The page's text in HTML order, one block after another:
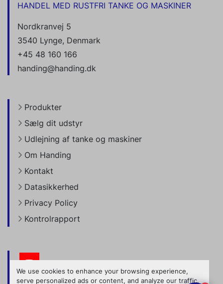
We use cookies to enhance your browsing experience,
serve personalized ads or content, and analyze our traffic.
HANDEL MED RUSTFRI TANKE OG MASKINER
Nordkranvej 5
3540 Lynge, Denmark
+45 48 160 166
handing@handing.dk
Produkter
Sælg dit udstyr
Udlejning af tanke og maskiner
Om Handing
Kontakt
Datasikkerhed
Privacy Policy
Kontrolrapport
youtube